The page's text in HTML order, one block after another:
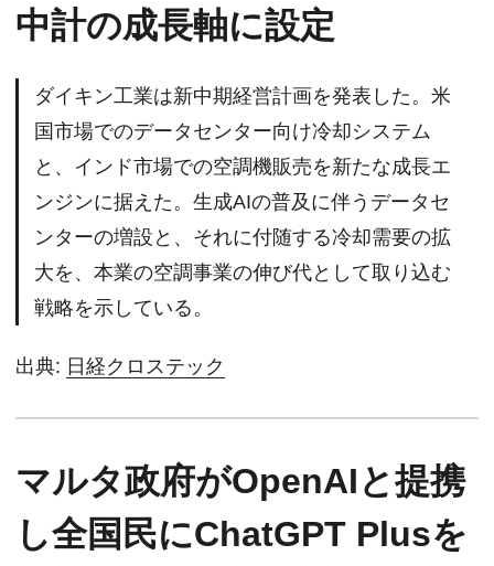
中計の成長軸に設定
ダイキン工業は新中期経営計画を発表した。米
国市場でのデータセンター向け冷却システム
と、インド市場での空調機販売を新たな成長エ
ンジンに据えた。生成AIの普及に伴うデータセ
ンターの増設と、それに付随する冷却需要の拡
大を、本業の空調事業の伸び代として取り込む
戦略を示している。
出典: 日経クロステック
マルタ政府がOpenAIと提携
し全国民にChatGPT Plusを